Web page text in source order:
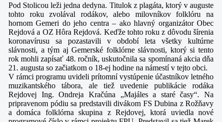
Pod Stolicou leži jedna dedyna. Titulok z plagáta, ktorý v auguste
tohto roku zvolával rodákov, alebo milovníkov folklóru na
hornom Gemeri do jeho centra – ako hlavný organizátor Obec
Rejdová a OZ Hôra Rejdová. Keďže tohto roku z dôvodu šírenia
koronavírusu sa pozastavili v období leta všetky kultúrne
slávnosti, a tým aj Gemerské folklórne slávnosti, ktorý si tento
rok mohli zapísať 48. ročník, uskutočnila sa spomínaná akcia dňa
21. augusta so začiatkom o 18-ej hodine na námestí v tejto obci.
V rámci programu uvideli prítomní vystúpenie účastníkov letného
muzikantského tábora, ale tiež uvedenie publikácie rodáka
Rejdovej Ing. Ondreja Kračúna „Majáles a staré časy“. Na
pripravenom pódiu sa predstavili divákom FS Dubina z Rožňavy
a domáca folklórna skupina z Rejdovej, ktorá uviedla nové